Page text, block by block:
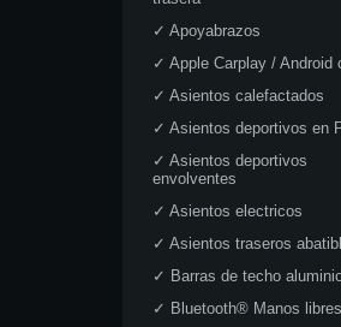
✓ Apoyabrazos
✓ Apple Carplay / Android
✓ Asientos calefactados
✓ Asientos deportivos en
✓ Asientos deportivos
envolventes
✓ Asientos electricos
✓ Asientos traseros
✓ Barras de techo
✓ Bluetooth® Manos libres